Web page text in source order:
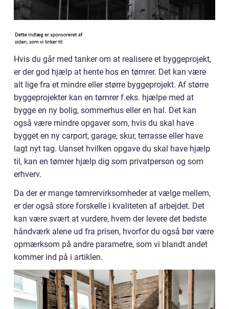
Hvis du går med tanker om at realisere et byggeprojekt,
er der god hjælp at hente hos en tømrer. Det kan være
alt lige fra et mindre eller større byggeprojekt. Af større
byggeprojekter kan en tømrer f.eks. hjælpe med at
bygge en ny bolig, sommerhus eller en hal. Det kan
også være mindre opgaver som, hvis du skal have
bygget en ny carport, garage, skur, terrasse eller have
lagt nyt tag. Uanset hvilken opgave du skal have hjælp
til, kan en tømrer hjælp dig som privatperson og som
erhverv.
Da der er mange tømrervirksomheder at vælge mellem,
er der også store forskelle i kvaliteten af arbejdet. Det
kan være svært at vurdere, hvem der levere det bedste
håndværk alene ud fra prisen, hvorfor du også bør være
opmærksom på andre parametre, som vi blandt andet
kommer ind på i artiklen.